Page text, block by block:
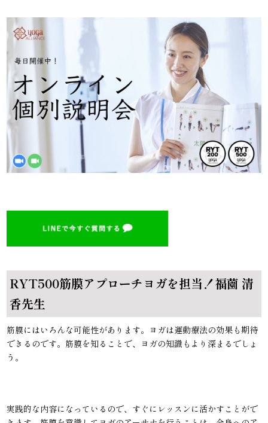
RYT500筋膜アプローチヨガを担当！福薗 清
香先生
筋膜にはいろんな可能性があります。ヨガは運動療法の効果も期待
できるのです。筋膜を知ることで、ヨガの知識もより深まるでしょ
う。
実践的な内容になっているので、すぐにレッスンに活かすことがで